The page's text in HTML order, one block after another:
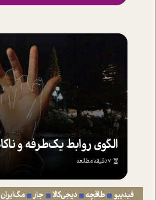
7 دقیقه مطالعه
فیدیبو طاقچه دیجی‌کالا جار مگ‌ایران